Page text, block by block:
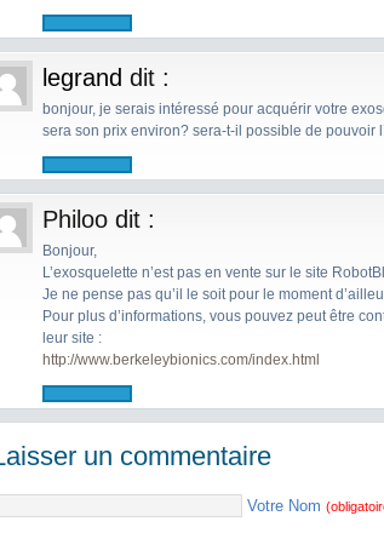
legrand dit :
bonjour, je serais intéressé pour acquérir votre
sera son prix environ? sera-t-il possible de pouvoir
Philoo dit :
Bonjour,
L’exosquelette n’est pas en vente sur le site
Je ne pense pas qu’il le soit pour le moment
Pour plus d’informations, vous pouvez peut être
leur site :
http://www.berkeleybionics.com/index.html
un commentaire
Votre Nom